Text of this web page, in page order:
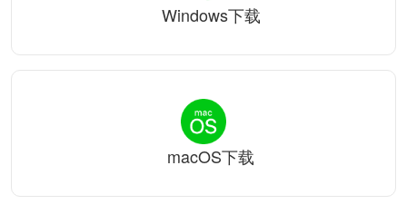
Windows下载
macOS下载